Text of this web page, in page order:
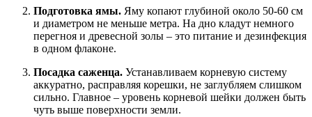
Подготовка ямы. Яму копают глубиной около 50-60 см
и диаметром не меньше метра. На дно кладут немного
перегноя и древесной золы – это питание и дезинфекция
в одном флаконе.
Посадка саженца. Устанавливаем корневую систему
аккуратно, расправляя корешки, не заглубляем слишком
сильно. Главное – уровень корневой шейки должен быть
чуть выше поверхности земли.